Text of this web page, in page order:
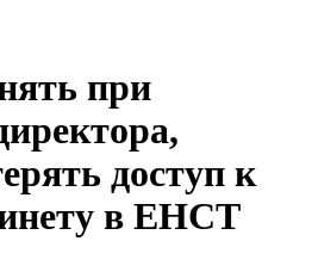
при
доступ к
в ЕНСТ